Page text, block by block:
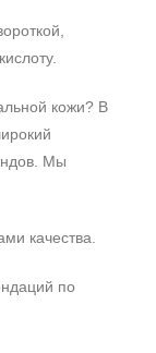
кожи? В
Мы
качества.
по